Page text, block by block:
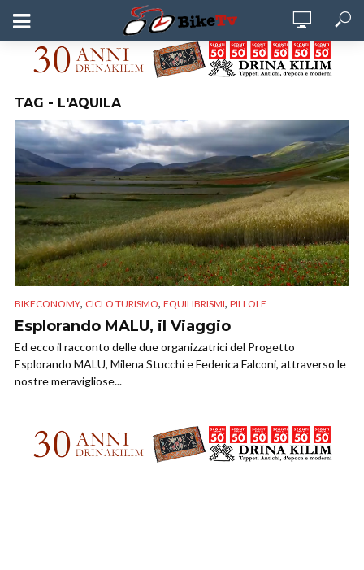
TAG - L'AQUILA
BIKECONOMY, CICLO TURISMO, EQUILIBRISMI, PILLOLE
Esplorando MALU, il Viaggio
Ed ecco il racconto delle due organizzatrici del Progetto
Esplorando MALU, Milena Stucchi e Federica Falconi, attraverso le
nostre meravigliose...